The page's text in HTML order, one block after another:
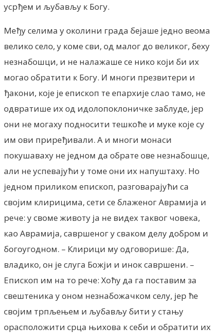
усрђем и љубављу к Богу.
Међу селима у околини града бејаше једно веома
велико село, у коме сви, од малог до великог, беху
незнабошци, и не налажаше се нико који би их
могао обратити к Богу. И многи презвитери и
ђакони, које је епископ те епархије слао тамо, не
одвратише их од идолопоклоничке заблуде, јер
они не могаху подносити тешкоће и муке које су
им ови приређивали. А и многи монаси
покушаваху не једном да обрате ове незнабошце,
али не успевајући у томе они их напуштаху. Но
једном приликом епископ, разговарајући са
својим клирицима, сети се блаженог Аврамија и
рече: у своме животу ја не видех таквог човека,
као Аврамија, савршеног у сваком делу добром и
богоугодном. – Клирици му одговорише: Да,
владико, он је слуга Божји и инок савршени. –
Епископ им на то рече: Хоћу да га поставим за
свештеника у оном незнабожачком селу, јер ће
својим трпљењем и љубављу бити у стању
орасположити срца њихова к себи и обратити их